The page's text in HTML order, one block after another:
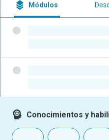
Módulos
Conocimientos y